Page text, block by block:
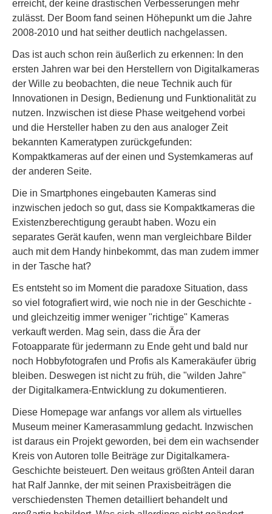
erreicht, der keine drastischen Verbesserungen mehr
zulässt. Der Boom fand seinen Höhepunkt um die Jahre
2008-2010 und hat seither deutlich nachgelassen.
Das ist auch schon rein äußerlich zu erkennen: In den
ersten Jahren war bei den Herstellern von Digitalkameras
der Wille zu beobachten, die neue Technik auch für
Innovationen in Design, Bedienung und Funktionalität zu
nutzen. Inzwischen ist diese Phase weitgehend vorbei
und die Hersteller haben zu den aus analoger Zeit
bekannten Kameratypen zurückgefunden:
Kompaktkameras auf der einen und Systemkameras auf
der anderen Seite.
Die in Smartphones eingebauten Kameras sind
inzwischen jedoch so gut, dass sie Kompaktkameras die
Existenzberechtigung geraubt haben. Wozu ein
separates Gerät kaufen, wenn man vergleichbare Bilder
auch mit dem Handy hinbekommt, das man zudem immer
in der Tasche hat?
Es entsteht so im Moment die paradoxe Situation, dass
so viel fotografiert wird, wie noch nie in der Geschichte -
und gleichzeitig immer weniger "richtige" Kameras
verkauft werden. Mag sein, dass die Ära der
Fotoapparate für jedermann zu Ende geht und bald nur
noch Hobbyfotografen und Profis als Kamerakäufer übrig
bleiben. Deswegen ist nicht zu früh, die "wilden Jahre"
der Digitalkamera-Entwicklung zu dokumentieren.
Diese Homepage war anfangs vor allem als virtuelles
Museum meiner Kamerasammlung gedacht. Inzwischen
ist daraus ein Projekt geworden, bei dem ein wachsender
Kreis von Autoren tolle Beiträge zur Digitalkamera-
Geschichte beisteuert. Den weitaus größten Anteil daran
hat Ralf Jannke, der mit seinen Praxisbeiträgen die
verschiedensten Themen detailliert behandelt und